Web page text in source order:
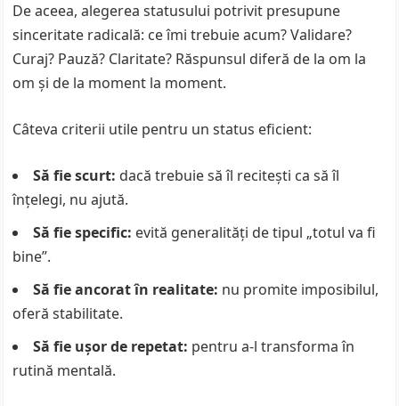
De aceea, alegerea statusului potrivit presupune
sinceritate radicală: ce îmi trebuie acum? Validare?
Curaj? Pauză? Claritate? Răspunsul diferă de la om la
om și de la moment la moment.
Câteva criterii utile pentru un status eficient:
Să fie scurt: dacă trebuie să îl recitești ca să îl
înțelegi, nu ajută.
Să fie specific: evită generalități de tipul „totul va fi
bine”.
Să fie ancorat în realitate: nu promite imposibilul,
oferă stabilitate.
Să fie ușor de repetat: pentru a-l transforma în
rutină mentală.